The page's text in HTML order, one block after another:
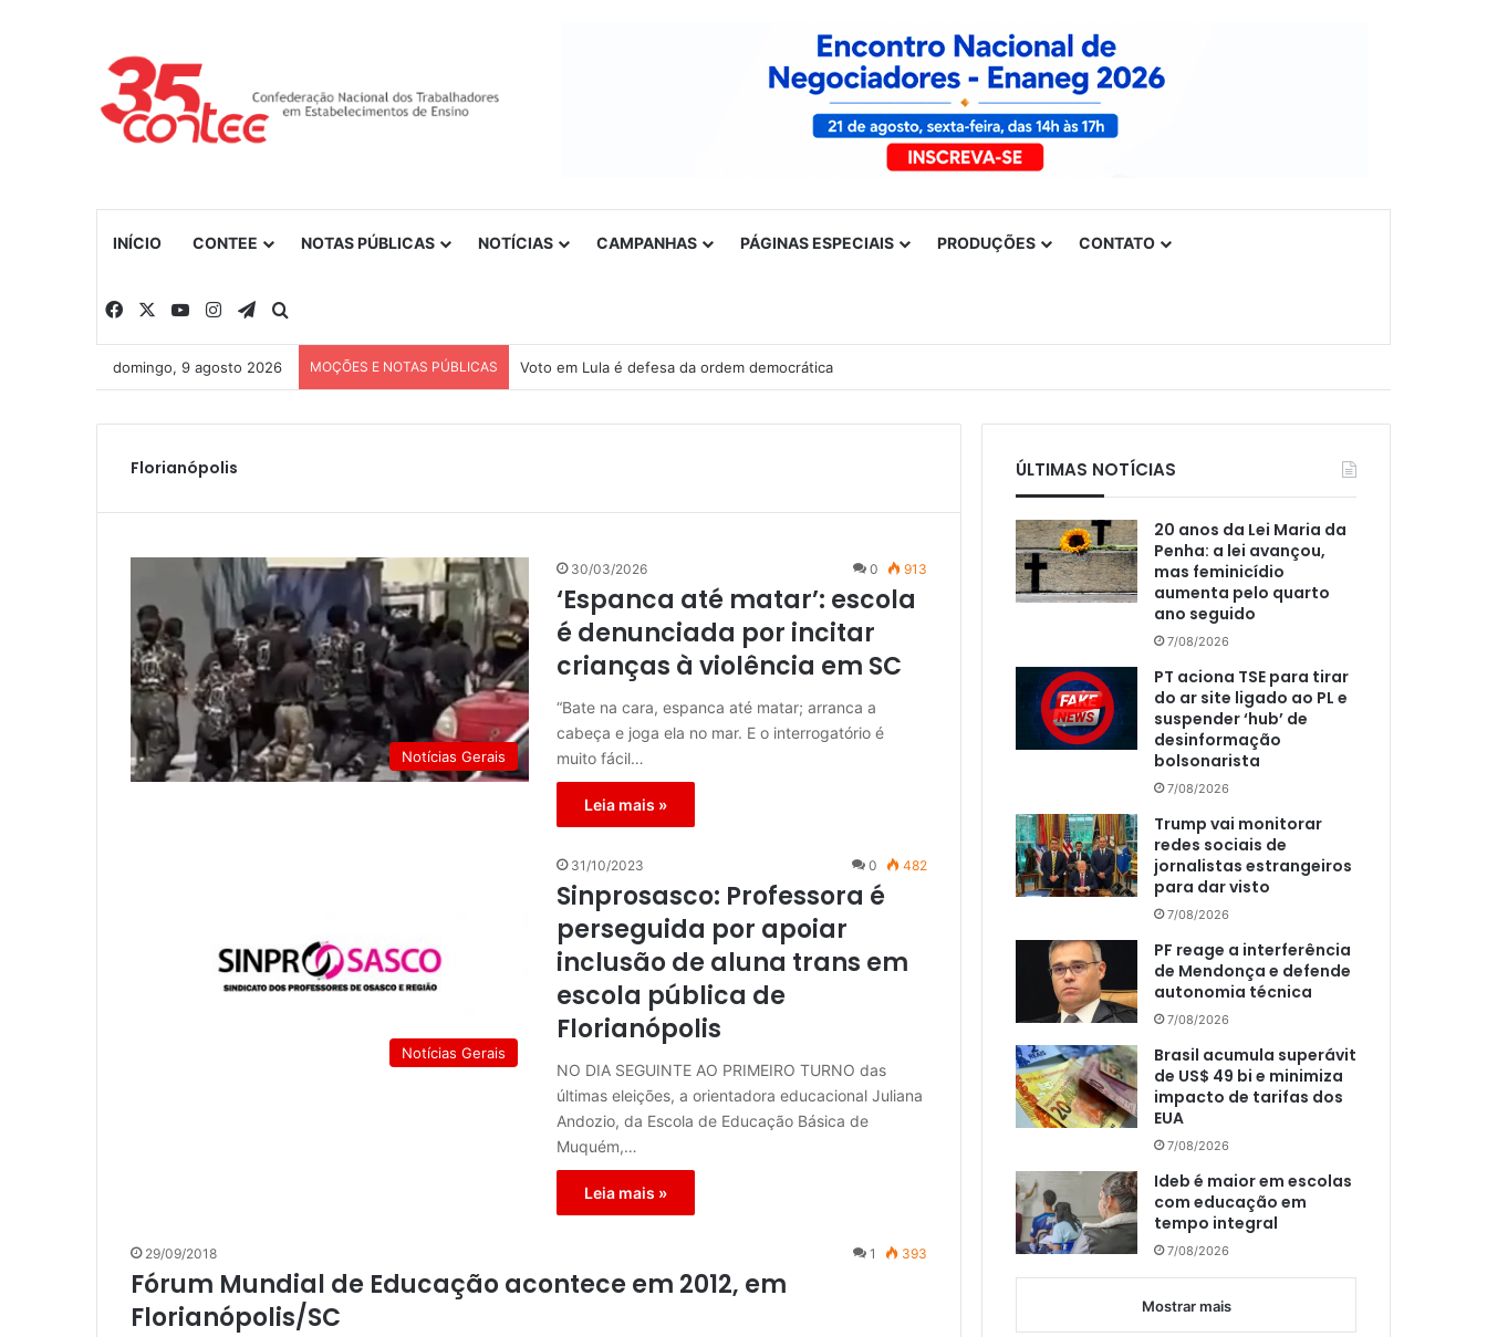
INÍCIO CONTEE NOTAS PÚBLICAS NOTÍCIAS CAMPANHAS PÁGINAS ESPECIAIS PRODUÇÕES CONTATO
Facebook YouTubeInstagramTelegram
domingo, 9 agosto 2026 MOÇÕES E NOTAS PÚBLICAS Voto em Lula é defesa da ordem democrática
Florianópolis
Notícias Gerais
30/03/2026 0 913
‘Espanca até matar’: escola
é denunciada por incitar
crianças à violência em SC
“Bate na cara, espanca até matar; arranca a
cabeça e joga ela no mar. E o interrogatório é
muito fácil…
Leia mais »
Notícias Gerais
31/10/2023 0 482
Sinprosasco: Professora é
perseguida por apoiar
inclusão de aluna trans em
escola pública de
Florianópolis
NO DIA SEGUINTE AO PRIMEIRO TURNO das
últimas eleições, a orientadora educacional Juliana
Andozio, da Escola de Educação Básica de
Muquém,…
Leia mais »
29/09/2018 1 393
Fórum Mundial de Educação acontece em 2012, em
Florianópolis/SC
ÚLTIMAS NOTÍCIAS
20 anos da Lei Maria da
Penha: a lei avançou,
mas feminicídio
aumenta pelo quarto
ano seguido
7/08/2026
PT aciona TSE para tirar
do ar site ligado ao PL e
suspender ‘hub’ de
desinformação
bolsonarista
7/08/2026
Trump vai monitorar
redes sociais de
jornalistas estrangeiros
para dar visto
7/08/2026
PF reage a interferência
de Mendonça e defende
autonomia técnica
7/08/2026
Brasil acumula superávit
de US$ 49 bi e minimiza
impacto de tarifas dos
EUA
7/08/2026
Ideb é maior em escolas
com educação em
tempo integral
7/08/2026
Mostrar mais